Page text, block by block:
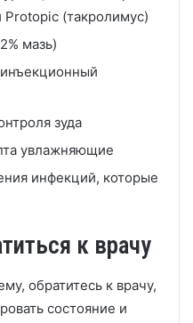
(такролимус)
мазь)
зуда
увлажняющие
инфекций, которые
к врачу
обратитесь к врачу,
состояние и